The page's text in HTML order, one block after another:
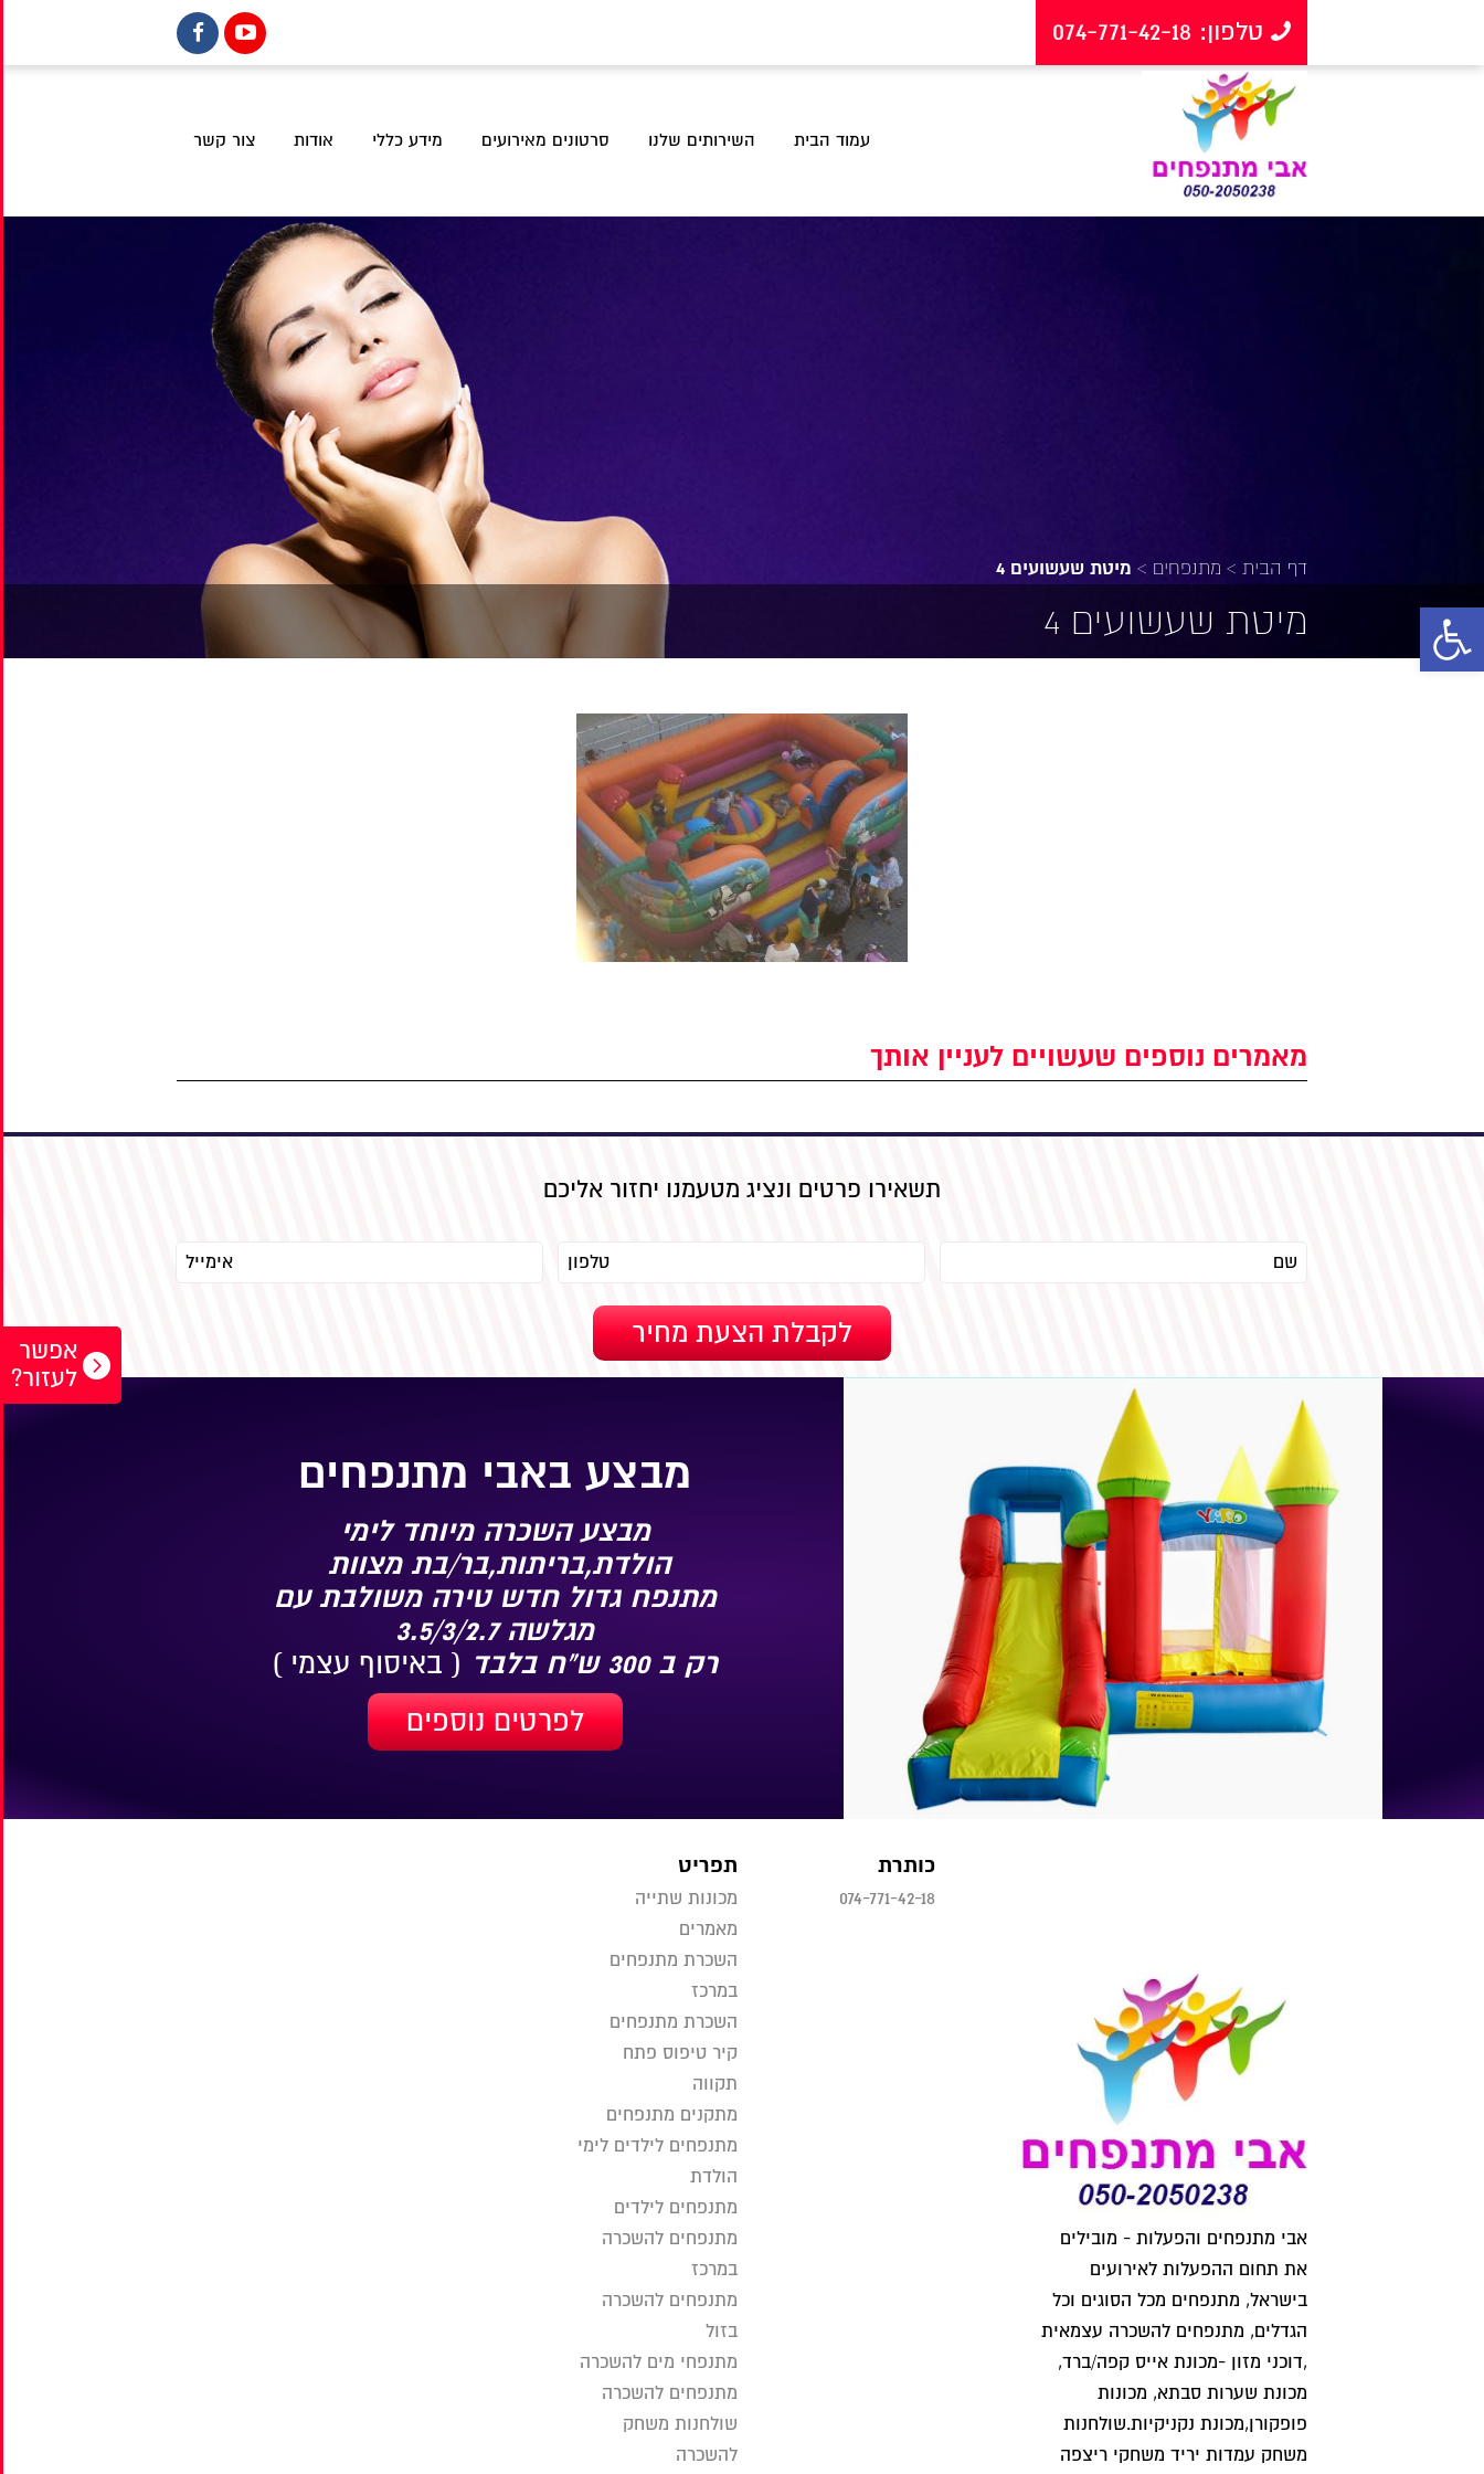
פתח סרגל נגישות
טלפון: 074-771-42-18
עמוד הבית השירותים שלנו סרטונים מאירועים מידע כללי אודות צור קשר
דף הבית > מתנפחים > מיטת שעשועים 4
מיטת שעשועים 4
מאמרים נוספים שעשויים לעניין אותך
אפשר
לעזור?
תשאירו פרטים ונציג מטעמנו יחזור אליכם
מבצע באבי מתנפחים
מבצע השכרה מיוחד לימי
הולדת,בריתות,בר/בת מצוות
מתנפח גדול חדש טירה משולבת עם
מגלשה 3.5/3/2.7
רק ב 300 ש"ח בלבד
( באיסוף עצמי )
לפרטים נוספים
אבי מתנפחים והפעלות - מובילים
את תחום ההפעלות לאירועים
בישראל, מתנפחים מכל הסוגים וכל
הגדלים, מתנפחים להשכרה עצמאית
,דוכני מזון -מכונת אייס קפה/ברד,
מכונת שערות סבתא, מכונות
פופקורן,מכונת נקניקיות.שולחנות
משחק עמדות יריד משחקי ריצפה
כותרת
074-771-42-18
תפריט
מכונות שתייה
מאמרים
השכרת מתנפחים
במרכז
השכרת מתנפחים
קיר טיפוס פתח
תקווה
מתקנים מתנפחים
מתנפחים לילדים לימי
הולדת
מתנפחים לילדים
מתנפחים להשכרה
במרכז
מתנפחים להשכרה
בזול
מתנפחי מים להשכרה
מתנפחים להשכרה
שולחנות משחק
להשכרה